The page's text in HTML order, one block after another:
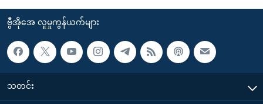
ဗွီအိုအေ လူမှုကွန်ယက်များ
သတင်း